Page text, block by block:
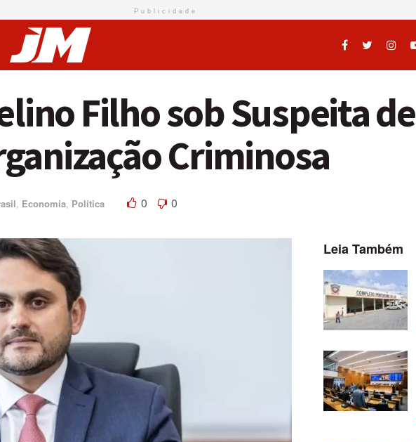
Publicidade
Filho sob Suspeita de
Criminosa
, Economia, Política 0 0
Leia Também